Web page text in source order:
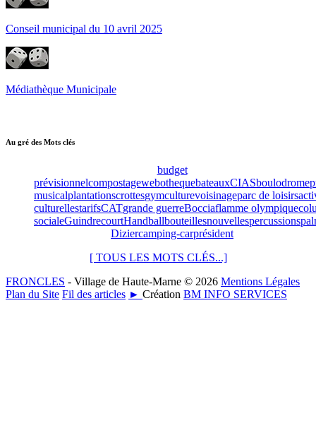
Conseil municipal du 10 avril 2025
Médiathèque Municipale
Au gré des Mots clés
budget
prévisionnelcompostagewebothequebateauxCIASboulodrome
musicalplantationscrottesgymculturevoisinageparc de loisirs
culturellestarifsCATgrande guerreBocciaflamme olympique
socialeGuindrecourtHandballbouteillesnouvellespercussions
Diziercamping-carprésident
[ TOUS LES MOTS CLÉS...]
FRONCLES - Village de Haute-Marne © 2026 Mentions Légales
Plan du Site Fil des articles ► Création BM INFO SERVICES